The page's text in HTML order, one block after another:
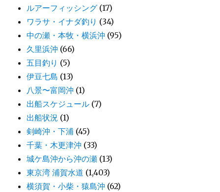
ルアーフィッシング (17)
ワラサ・イナダ釣り (34)
中の瀬・本牧・横浜沖 (95)
久里浜沖 (66)
五目釣り (5)
伊豆七島 (13)
八景〜富岡沖 (1)
出船スケジュール (7)
出船状況 (1)
剣崎沖・下浦 (45)
千葉・木更津沖 (33)
城ケ島沖から沖の瀬 (13)
東京湾 浦賀水道 (1,403)
横須賀・小柴・猿島沖 (62)